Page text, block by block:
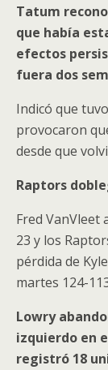
Tatum
que había
efectos
fuera dos
Indicó que
provocaron
desde que
Raptors
Fred VanVleet
23 y los
pérdida de
martes 124-
Lowry
izquierdo en
registró 18